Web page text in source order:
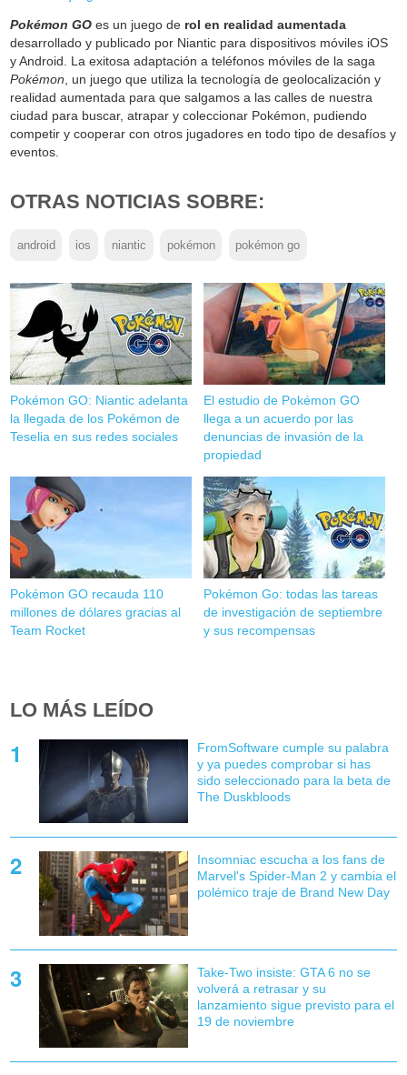
Pokémon GO es un juego de rol en realidad aumentada
desarrollado y publicado por Niantic para dispositivos móviles iOS
y Android. La exitosa adaptación a teléfonos móviles de la saga
Pokémon , un juego que utiliza la tecnología de geolocalización y
realidad aumentada para que salgamos a las calles de nuestra
ciudad para buscar, atrapar y coleccionar Pokémon, pudiendo
competir y cooperar con otros jugadores en todo tipo de desafíos y
eventos.
OTRAS NOTICIAS SOBRE:
android ios niantic pokémon pokémon go
Pokémon GO: Niantic adelanta
la llegada de los Pokémon de
Teselia en sus redes sociales
El estudio de Pokémon GO
llega a un acuerdo por las
denuncias de invasión de la
propiedad
Pokémon GO recauda 110
millones de dólares gracias al
Team Rocket
Pokémon Go: todas las tareas
de investigación de septiembre
y sus recompensas
LO MÁS LEÍDO
FromSoftware cumple su palabra
y ya puedes comprobar si has
sido seleccionado para la beta de
The Duskbloods
Insomniac escucha a los fans de
Marvel's Spider-Man 2 y cambia el
polémico traje de Brand New Day
Take-Two insiste: GTA 6 no se
volverá a retrasar y su
lanzamiento sigue previsto para el
19 de noviembre